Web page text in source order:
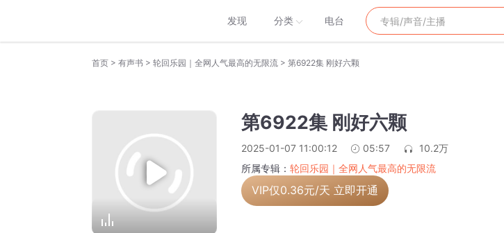
发现 分类 电台
首页 > 有声书 > 轮回乐园｜全网人气最高的无限流 > 第6922集 刚好六颗
第6922集 刚好六颗
2025-01-07 11:00:12 05:57
10.2万
所属专辑： 轮回乐园｜全网人气最高的无限流
VIP仅0.36元/天 立即开通